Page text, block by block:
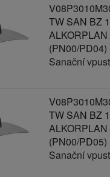
TW SAN BZ
(PN00/PD04)
Sanační
TW SAN BZ
(PN00/PD05)
Sanační